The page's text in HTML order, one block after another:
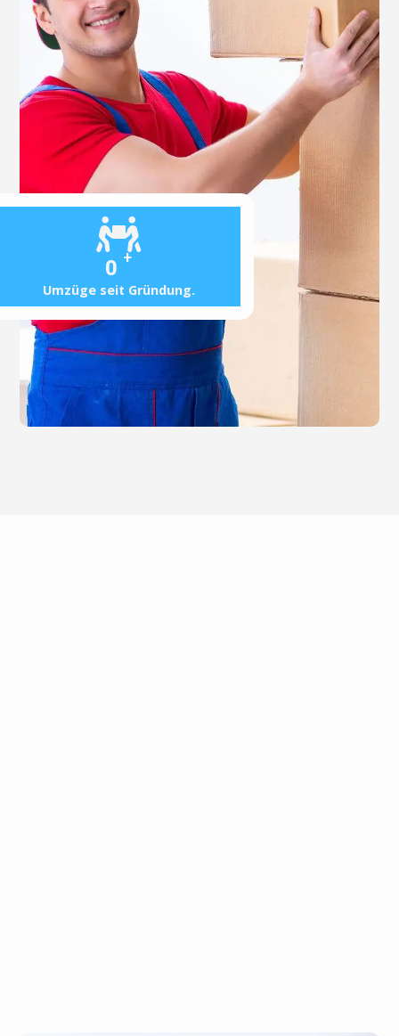
0 +
Umzüge seit Gründung.